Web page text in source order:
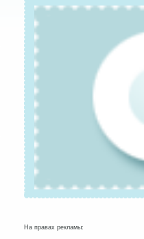
На правах рекламы: